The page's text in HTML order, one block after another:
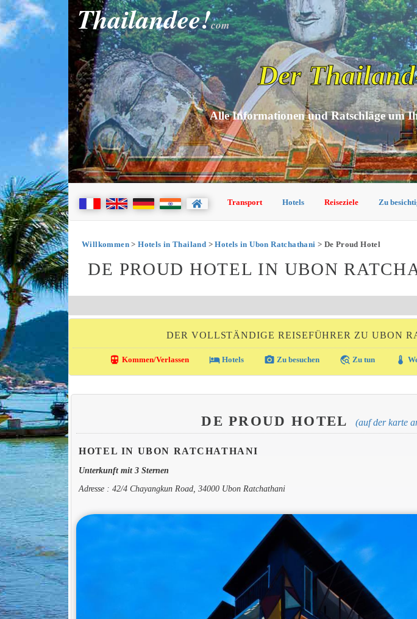
Thailandee!com
Der
Alle Informationen und Ratschläge um
Transport Hotels Reiseziele Zu
Willkommen>Hotels in Thailand >Hotels in Ubon Ratchathani > De Proud Hotel
DE PROUD HOTEL IN UBON
DER VOLLSTÄNDIGE REISEFÜHRER ZU UBON
directions_transit Kommen/Verlassen local_hotelHotels photo_camera Zu besuchen travel_explore Zu tun thermostat
DE PROUD HOTEL (auf der karte
HOTEL IN UBON RATCHATHANI
Unterkunft mit 3 Sternen
Adresse : 42/4 Chayangkun Road, 34000 Ubon Ratchathani